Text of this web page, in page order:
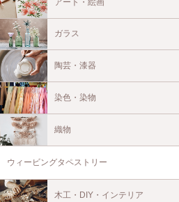
ガラス
陶芸・漆器
染色・染物
織物
ウィービングタペストリー
木工・DIY・インテリア